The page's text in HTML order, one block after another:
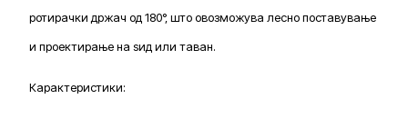
ротирачки држач од 180°, што овозможува лесно поставување
и проектирање на ѕид или таван.
Карактеристики: